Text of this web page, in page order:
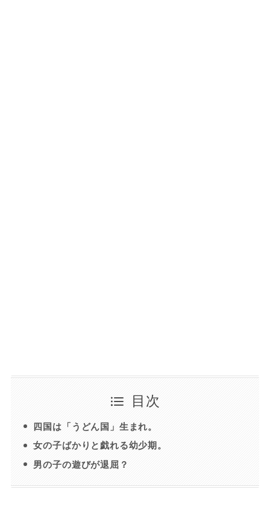
目次
四国は「うどん国」生まれ。
女の子ばかりと戯れる幼少期。
男の子の遊びが退屈？